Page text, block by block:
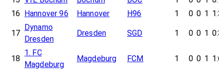
16 Hannover 96 Hannover H96 1 0 0 1
17
Dynamo
Dresden
Dresden SGD 1 0 0 1
18
1. FC
Magdeburg
Magdeburg FCM 1 0 0 1